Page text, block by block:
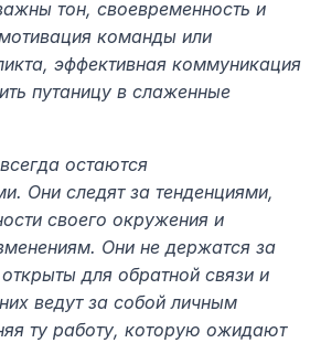
тон, своевременность и
команды или
эффективная коммуникация
путаницу в слаженные
остаются
Они следят за тенденциями,
своего окружения и
Они не держатся за
для обратной связи и
ведут за собой личным
ту работу, которую ожидают